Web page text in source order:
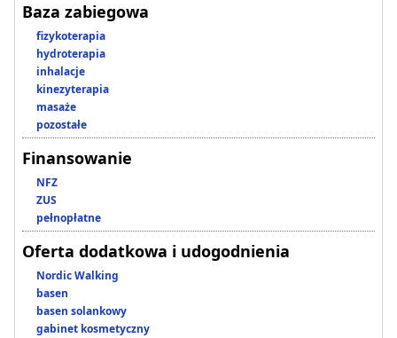
Baza zabiegowa
fizykoterapia
hydroterapia
inhalacje
kinezyterapia
masaże
pozostałe
Finansowanie
NFZ
ZUS
pełnopłatne
Oferta dodatkowa i udogodnienia
Nordic Walking
basen
basen solankowy
gabinet kosmetyczny